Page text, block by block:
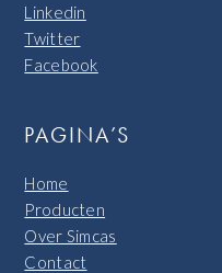
Linkedin
Twitter
Facebook
PAGINA’S
Home
Producten
Over Simcas
Contact